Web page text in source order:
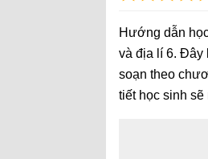
Hướng dẫn
và địa lí 6. Đây
soạn theo
tiết học sinh sẽ